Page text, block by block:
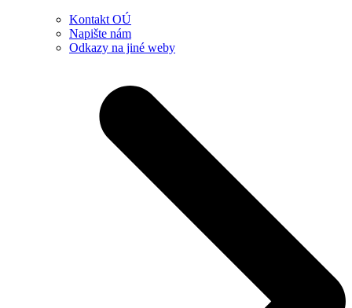
Kontakt OÚ
Napište nám
Odkazy na jiné weby